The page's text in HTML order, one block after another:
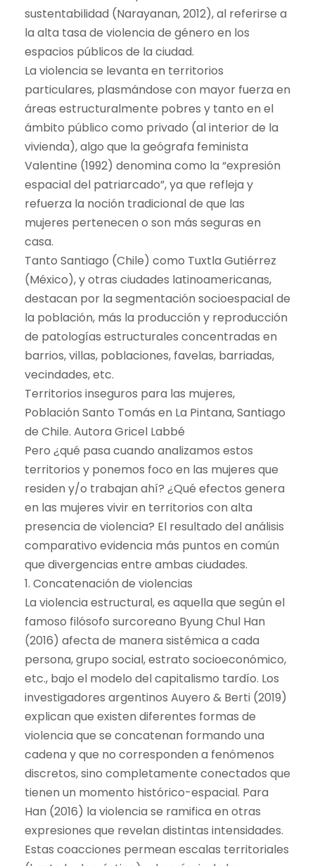
sustentabilidad (Narayanan, 2012), al referirse a
la alta tasa de violencia de género en los
espacios públicos de la ciudad.
La violencia se levanta en territorios
particulares, plasmándose con mayor fuerza en
áreas estructuralmente pobres y tanto en el
ámbito público como privado (al interior de la
vivienda), algo que la geógrafa feminista
Valentine (1992) denomina como la “expresión
espacial del patriarcado”, ya que refleja y
refuerza la noción tradicional de que las
mujeres pertenecen o son más seguras en
casa.
Tanto Santiago (Chile) como Tuxtla Gutiérrez
(México), y otras ciudades latinoamericanas,
destacan por la segmentación socioespacial de
la población, más la producción y reproducción
de patologías estructurales concentradas en
barrios, villas, poblaciones, favelas, barriadas,
vecindades, etc.
Territorios inseguros para las mujeres,
Población Santo Tomás en La Pintana, Santiago
de Chile. Autora Gricel Labbé
Pero ¿qué pasa cuando analizamos estos
territorios y ponemos foco en las mujeres que
residen y/o trabajan ahí? ¿Qué efectos genera
en las mujeres vivir en territorios con alta
presencia de violencia? El resultado del análisis
comparativo evidencia más puntos en común
que divergencias entre ambas ciudades.
1. Concatenación de violencias
La violencia estructural, es aquella que según el
famoso filósofo surcoreano Byung Chul Han
(2016) afecta de manera sistémica a cada
persona, grupo social, estrato socioeconómico,
etc., bajo el modelo del capitalismo tardío. Los
investigadores argentinos Auyero & Berti (2019)
explican que existen diferentes formas de
violencia que se concatenan formando una
cadena y que no corresponden a fenómenos
discretos, sino completamente conectados que
tienen un momento histórico-espacial. Para
Han (2016) la violencia se ramifica en otras
expresiones que revelan distintas intensidades.
Estas coacciones permean escalas territoriales